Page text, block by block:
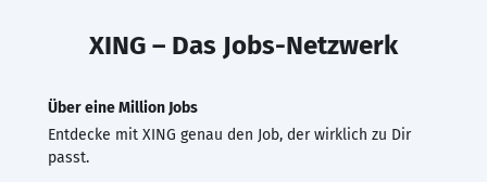
XING – Das Jobs-Netzwerk
Über eine Million Jobs
Entdecke mit XING genau den Job, der wirklich zu Dir
passt.